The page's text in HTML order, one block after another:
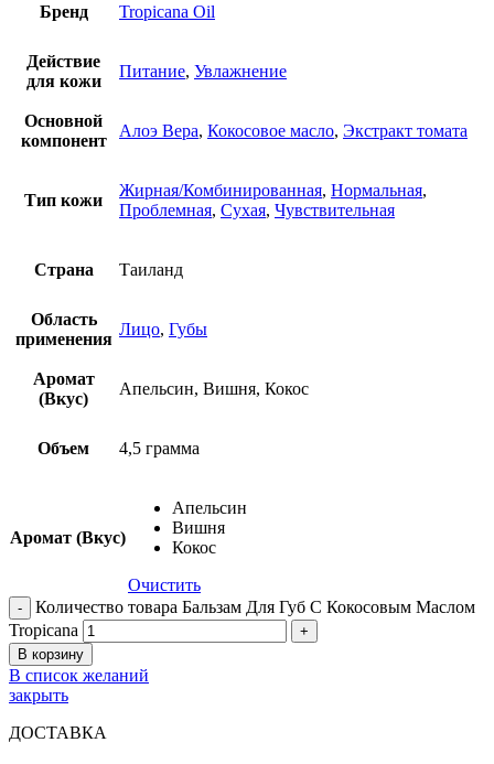
Бренд Tropicana Oil
Действие
для кожи
Питание, Увлажнение
Основной
компонент
Алоэ Вера, Кокосовое масло, Экстракт томата
Тип кожи
Жирная/Комбинированная, Нормальная,
Проблемная, Сухая, Чувствительная
Страна Таиланд
Область
применения
Лицо, Губы
Аромат
(Вкус)
Апельсин, Вишня, Кокос
Объем 4,5 грамма
Аромат (Вкус)
Апельсин
Вишня
Кокос
Очистить
Количество товара Бальзам Для Губ С Кокосовым Маслом
Tropicana
В корзину
В список желаний
закрыть
ДОСТАВКА